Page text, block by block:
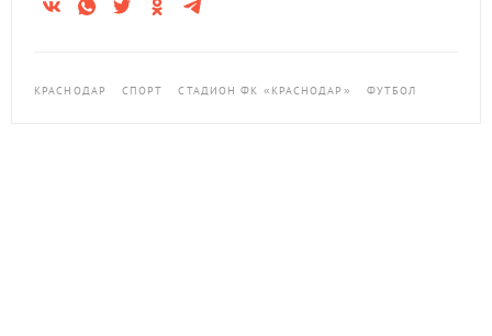
КРАСНОДАР СПОРТ СТАДИОН ФК «КРАСНОДАР» ФУТБОЛ